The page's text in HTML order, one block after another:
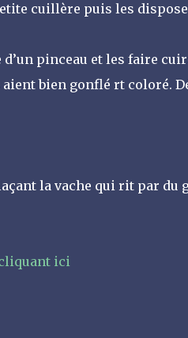
cuillère puis les
pinceau et les faire
aient bien gonflé rt coloré.
la vache qui rit par du
ici